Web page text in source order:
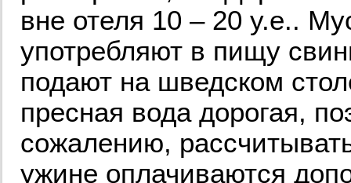
вне отеля 10 – 20 у.е..
употребляют в пищу
подают на шведском
пресная вода дорогая,
сожалению,
ужине оплачиваются